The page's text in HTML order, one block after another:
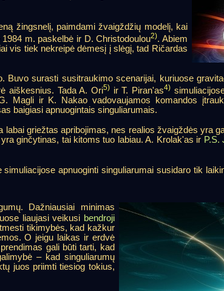
žingsnelį, paimdami žvaigždžių modelį, kai
m. paskelbė ir D. Christodoulou2). Abiem
vis tiek nekreipė dėmesį į slėgį, tad Ričardas
Buvo surasti susitraukimo scenarijai, kuriuose
aiškesnius. Tada A. Ori5)ir T. Piran'as4)
Magli ir K. Nakao vadovaujamos komandos
baigiasi apnuogintais singuliarumais.
griežtas apribojimas, nes realios žvaigždės yra
ginčytinas, tai kitoms tuo labiau. A. Krolak'as ir P.S.
apnuoginti singuliarumai susidaro tik
Dažniausiai minimas
liaujasi veikusi bendroji
tikimybės, kad kažkur
O jeigu laikas ir erdvė
gali būti tarti, kad
– kad singuliarumų
juos priimti tiesiog tokius,